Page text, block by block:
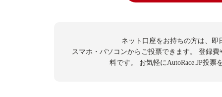
ネット口座をお持ちの方は、即
スマホ・パソコンからご投票できます。
登録費
料です。
お気軽にAutoRace.JP投票